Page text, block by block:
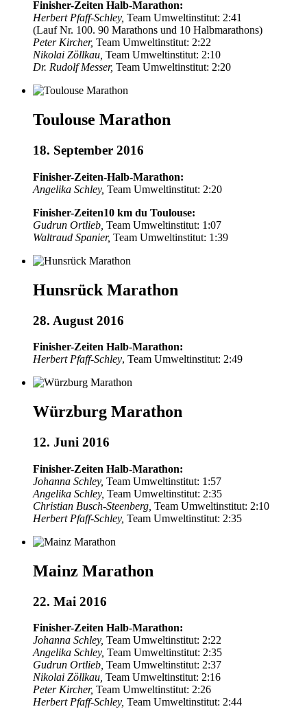
Finisher-Zeiten Halb-Marathon:
Herbert Pfaff-Schley, Team Umweltinstitut: 2:41
(Lauf Nr. 100. 90 Marathons und 10 Halbmarathons)
Peter Kircher, Team Umweltinstitut: 2:22
Nikolai Zöllkau, Team Umweltinstitut: 2:10
Dr. Rudolf Messer, Team Umweltinstitut: 2:20
Toulouse Marathon
18. September 2016
Finisher-Zeiten-Halb-Marathon:
Angelika Schley, Team Umweltinstitut: 2:20
Finisher-Zeiten10 km du Toulouse:
Gudrun Ortlieb, Team Umweltinstitut: 1:07
Waltraud Spanier, Team Umweltinstitut: 1:39
Hunsrück Marathon
28. August 2016
Finisher-Zeiten Halb-Marathon:
Herbert Pfaff-Schley, Team Umweltinstitut: 2:49
Würzburg Marathon
12. Juni 2016
Finisher-Zeiten Halb-Marathon:
Johanna Schley, Team Umweltinstitut: 1:57
Angelika Schley, Team Umweltinstitut: 2:35
Christian Busch-Steenberg, Team Umweltinstitut: 2:10
Herbert Pfaff-Schley, Team Umweltinstitut: 2:35
Mainz Marathon
22. Mai 2016
Finisher-Zeiten Halb-Marathon:
Johanna Schley, Team Umweltinstitut: 2:22
Angelika Schley, Team Umweltinstitut: 2:35
Gudrun Ortlieb, Team Umweltinstitut: 2:37
Nikolai Zöllkau, Team Umweltinstitut: 2:16
Peter Kircher, Team Umweltinstitut: 2:26
Herbert Pfaff-Schley, Team Umweltinstitut: 2:44